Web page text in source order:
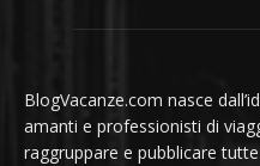
BlogVacanze.com nasce
amanti e professionisti di
raggruppare e pubblicare